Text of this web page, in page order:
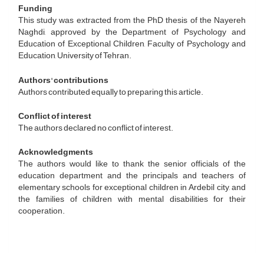
Funding
This study was extracted from the PhD thesis of the Nayereh
Naghdi, approved by the Department of Psychology and
Education of Exceptional Children, Faculty of Psychology and
Education, University of Tehran.
Authors' contributions
Authors contributed equally to preparing this article.
Conflict of interest
The authors declared no conflict of interest.
Acknowledgments
The authors would like to thank the senior officials of the
education department and the principals and teachers of
elementary schools for exceptional children in Ardebil city, and
the families of children with mental disabilities for their
cooperation.